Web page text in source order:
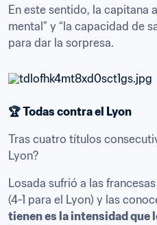
En este sentido, la capitana
mental” y “la capacidad de
para dar la sorpresa.
🏆 Todas contra el Lyon
Tras cuatro títulos
Lyon?
Losada sufrió a las
(4-1 para el Lyon) y las
tienen es la intensidad que